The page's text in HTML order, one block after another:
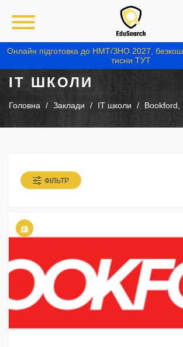
Онлайн підготовка до НМТ/ЗНО 2027,
тисни ТУТ
IT ШКОЛИ
Головна Заклади IT школи
ФІЛЬТР